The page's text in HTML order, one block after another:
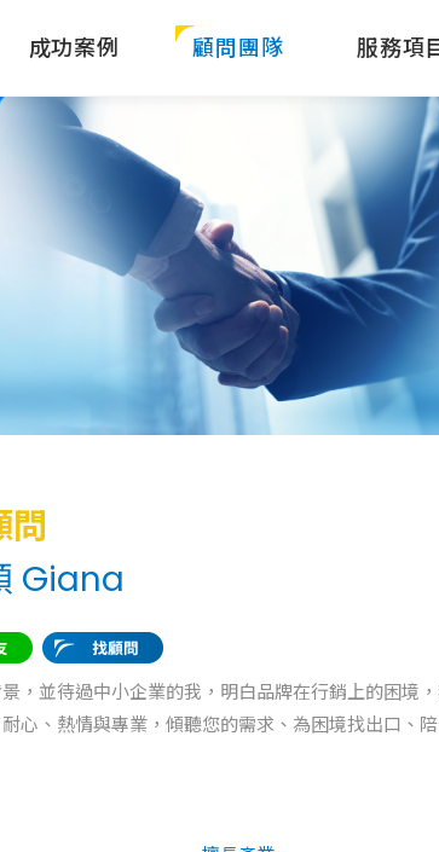
成功案例 顧問團隊 服務項
問
Giana
，並待過中小企業的我，明白品牌在行銷上的困境
心、熱情與專業，傾聽您的需求、為困境找出口、